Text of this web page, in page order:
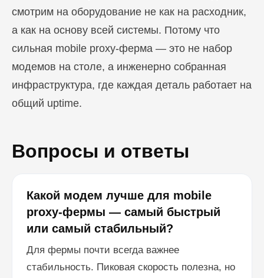
смотрим на оборудование не как на расходник,
а как на основу всей системы. Потому что
сильная mobile proxy-ферма — это не набор
модемов на столе, а инженерно собранная
инфраструктура, где каждая деталь работает на
общий uptime.
Вопросы и ответы
Какой модем лучше для mobile
proxy-фермы — самый быстрый
или самый стабильный?
Для фермы почти всегда важнее
стабильность. Пиковая скорость полезна, но